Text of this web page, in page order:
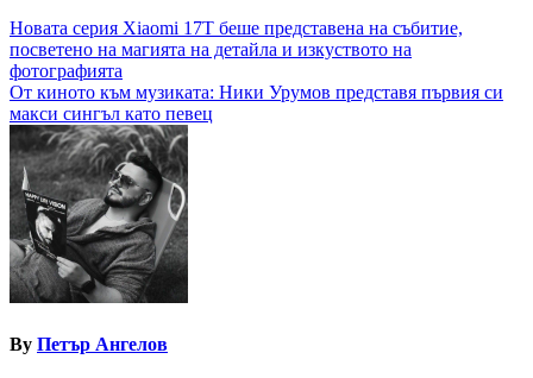
Навигация
Новата серия Xiaomi 17T беше представена на събитие,
посветено на магията на детайла и изкуството на
фотографията
От киното към музиката: Ники Урумов представя първия си
макси сингъл като певец
By Петър Ангелов